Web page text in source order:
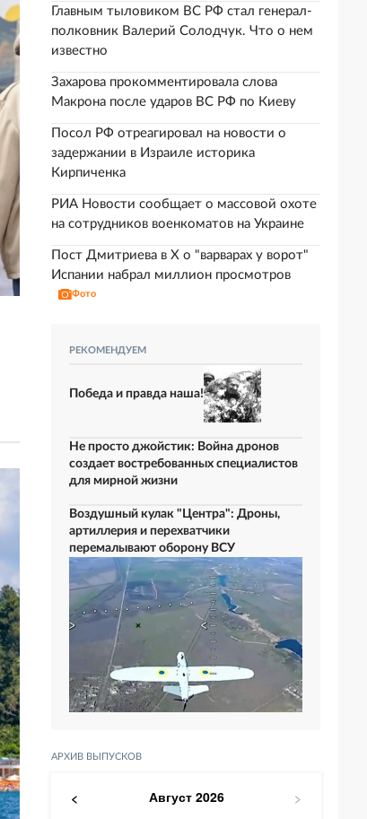
Главным тыловиком ВС РФ стал генерал-
полковник Валерий Солодчук. Что о нем
известно
Захарова прокомментировала слова
Макрона после ударов ВС РФ по Киеву
Посол РФ отреагировал на новости о
задержании в Израиле историка
Кирпиченка
РИА Новости сообщает о массовой охоте
на сотрудников военкоматов на Украине
Пост Дмитриева в X о "варварах у ворот"
Испании набрал миллион просмотров
Фото
РЕКОМЕНДУЕМ
Победа и правда наша!
Не просто джойстик: Война дронов
создает востребованных специалистов
для мирной жизни
Воздушный кулак "Центра": Дроны,
артиллерия и перехватчики
перемалывают оборону ВСУ
АРХИВ ВЫПУСКОВ
< Август 2026 >